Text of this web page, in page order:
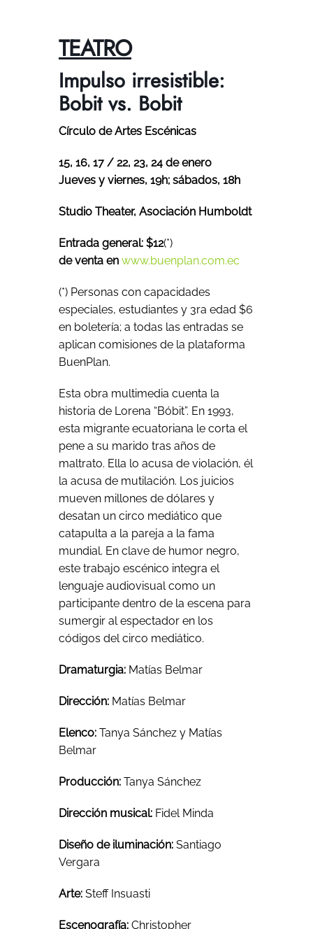
TEATRO
Impulso irresistible:
Bobit vs. Bobit
Círculo de Artes Escénicas
15, 16, 17 / 22, 23, 24 de enero
Jueves y viernes, 19h; sábados, 18h
Studio Theater, Asociación Humboldt
Entrada general: $12(*)
de venta en www.buenplan.com.ec
(*) Personas con capacidades
especiales, estudiantes y 3ra edad $6
en boletería; a todas las entradas se
aplican comisiones de la plataforma
BuenPlan.
Esta obra multimedia cuenta la
historia de Lorena “Bóbit”. En 1993,
esta migrante ecuatoriana le corta el
pene a su marido tras años de
maltrato. Ella lo acusa de violación, él
la acusa de mutilación. Los juicios
mueven millones de dólares y
desatan un circo mediático que
catapulta a la pareja a la fama
mundial. En clave de humor negro,
este trabajo escénico integra el
lenguaje audiovisual como un
participante dentro de la escena para
sumergir al espectador en los
códigos del circo mediático.
Dramaturgia: Matías Belmar
Dirección: Matías Belmar
Elenco: Tanya Sánchez y Matías
Belmar
Producción: Tanya Sánchez
Dirección musical: Fidel Minda
Diseño de iluminación: Santiago
Vergara
Arte: Steff Insuasti
Escenografía: Christopher